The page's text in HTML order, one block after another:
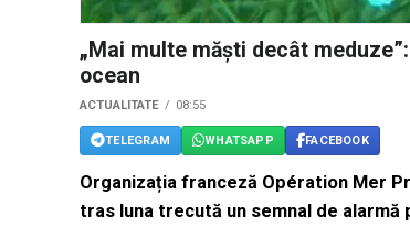
„Mai multe măști decât
ocean
ACTUALITATE 08:55
TELEGRAM WHATSAPP FACEBOOK
Organizația franceză Opération Mer
tras luna trecută un semnal de alarmă